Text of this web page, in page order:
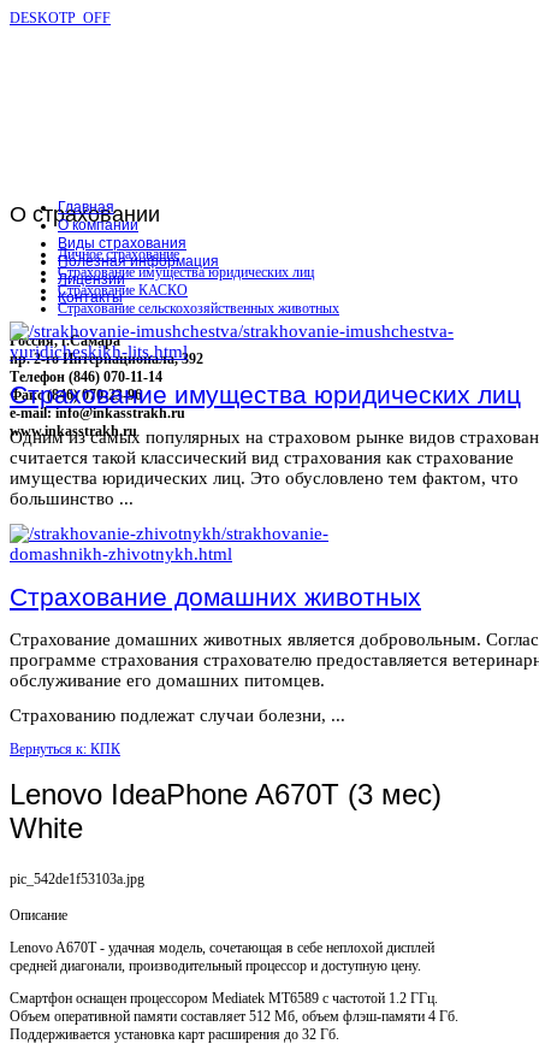
DESKOTP_OFF
О страховании
Личное страхование
Страхование имущества юридических лиц
Страхование КАСКО
Страхование сельскохозяйственных животных
Россия, г.Самара
пр. 2-го Интернационала, 392
Телефон (846) 070-11-14
Факс (846) 070-23-96
e-mail: info@inkasstrakh.ru
www.inkasstrakh.ru
Главная
О компании
Виды страхования
Полезная информация
Лицензии
Контакты
Страхование имущества юридических лиц
Одним из самых популярных на страховом рынке видов
считается такой классический вид страхования как страхование
имущества юридических лиц. Это обусловлено тем фактом, что
большинство ...
Страхование домашних животных
Страхование домашних животных является добровольным.
программе страхования страхователю предоставляется
обслуживание его домашних питомцев.
Страхованию подлежат случаи болезни, ...
Вернуться к: КПК
Lenovo IdeaPhone A670T (3 мес)
White
pic_542de1f53103a.jpg
Описание
Lenovo A670T - удачная модель, сочетающая в себе неплохой дисплей
средней диагонали, производительный процессор и доступную цену.
Смартфон оснащен процессором Mediatek MT6589 с частотой 1.2 ГГц.
Объем оперативной памяти составляет 512 Мб, объем флэш-памяти 4 Гб.
Поддерживается установка карт расширения до 32 Гб.